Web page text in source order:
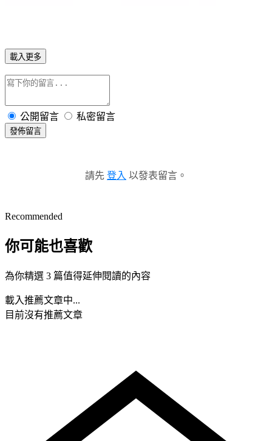
載入更多
公開留言 私密留言
發佈留言
請先 登入 以發表留言。
Recommended
你可能也喜歡
為你精選 3 篇值得延伸閱讀的內容
載入推薦文章中...
目前沒有推薦文章